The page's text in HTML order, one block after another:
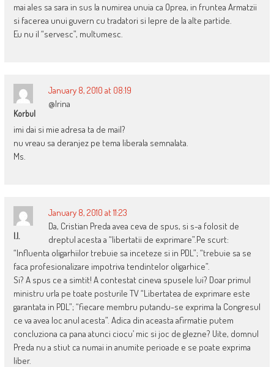
mai ales sa sara in sus la numirea unuia ca Oprea, in fruntea Armatzii
si facerea unui guvern cu tradatori si lepre de la alte partide.
Eu nu il “servesc”, multumesc.
Korbul
January 8, 2010 at 08:19
@Irina
imi dai si mie adresa ta de mail?
nu vreau sa deranjez pe tema liberala semnalata.
Ms.
I.I.
January 8, 2010 at 11:23
Da, Cristian Preda avea ceva de spus, si s-a folosit de
dreptul acesta a “libertatii de exprimare”.Pe scurt:
“Influenta oligarhiilor trebuie sa inceteze si in PDL”; “trebuie sa se
faca profesionalizare impotriva tendintelor oligarhice”.
Si? A spus ce a simtit! A contestat cineva spusele lui? Doar primul
ministru urla pe toate posturile TV “Libertatea de exprimare este
garantata in PDL”; “fiecare membru putandu-se exprima la Congresul
ce va avea loc anul acesta”. Adica din aceasta afirmatie putem
concluziona ca pana atunci ciocu’ mic si joc de glezne? Uite, domnul
Preda nu a stiut ca numai in anumite perioade e se poate exprima
liber.